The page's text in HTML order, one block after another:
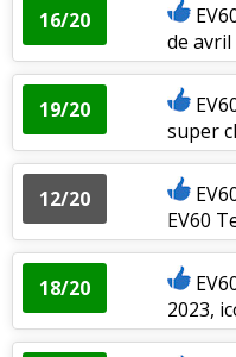
16/20
de avril
19/20
super
12/20
EV60
18/20
2023,